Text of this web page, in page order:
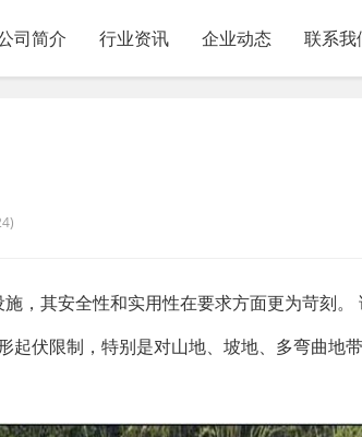
司简介 行业资讯 企业动态 联系我
，其安全性和实用性在要求方面更为苛刻
起伏限制，特别是对山地、坡地、多弯曲地